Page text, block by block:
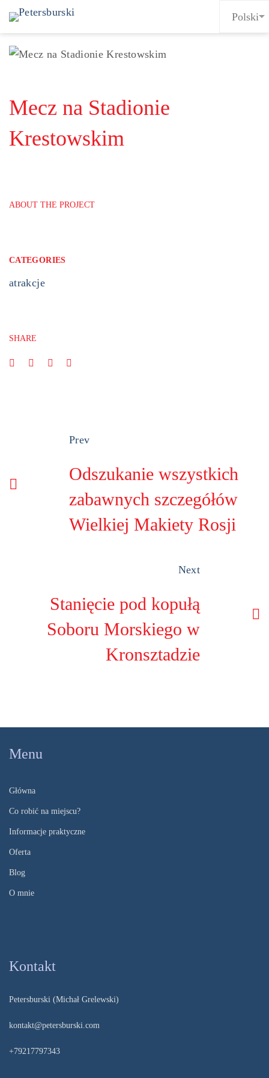
Mecz na Stadionie
Krestowskim
ABOUT THE PROJECT
CATEGORIES
atrakcje
SHARE
Prev
Odszukanie wszystkich
zabawnych szczegółów
Wielkiej Makiety Rosji
Next
Stanięcie pod kopułą
Soboru Morskiego w
Kronsztadzie
Menu
Główna
Co robić na miejscu?
Informacje praktyczne
Oferta
Blog
O mnie
Kontakt
Petersburski (Michał Grelewski)
kontakt@petersburski.com
+79217797343